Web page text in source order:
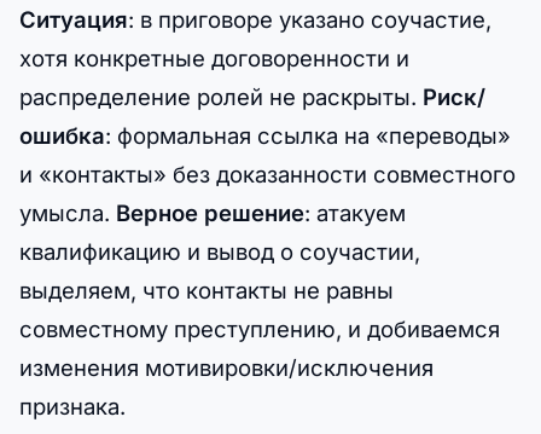
Ситуация: в приговоре указано соучастие,
хотя конкретные договоренности и
распределение ролей не раскрыты. Риск/
ошибка: формальная ссылка на «переводы»
и «контакты» без доказанности совместного
умысла. Верное решение: атакуем
квалификацию и вывод о соучастии,
выделяем, что контакты не равны
совместному преступлению, и добиваемся
изменения мотивировки/исключения
признака.